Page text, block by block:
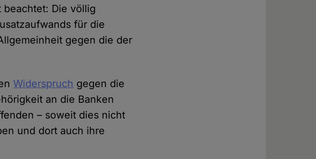
Die völlig
für die
gegen die der
Widerspruch gegen die
an die Banken
– soweit dies nicht
und dort auch ihre